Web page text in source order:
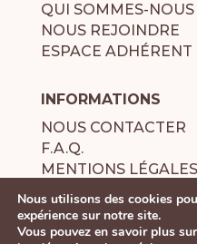
QUI SOMMES-NOUS
NOUS REJOINDRE
ESPACE ADHÉRENT
INFORMATIONS
NOUS CONTACTER
F.A.Q.
MENTIONS LÉGALES
POLITIQUE DE
Nous utilisons des cookies
expérience sur notre site.
Vous pouvez en savoir plus